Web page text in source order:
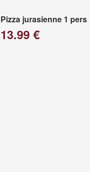
Pizza jurasienne 1 pers
13.99 €